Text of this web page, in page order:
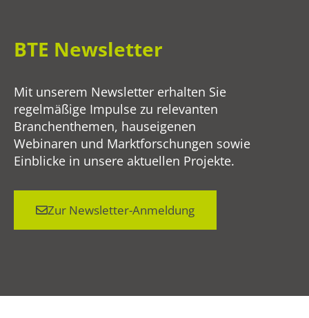
BTE Newsletter
Mit unserem Newsletter erhalten Sie
regelmäßige Impulse zu relevanten
Branchenthemen, hauseigenen
Webinaren und Marktforschungen sowie
Einblicke in unsere aktuellen Projekte.
Zur Newsletter-Anmeldung